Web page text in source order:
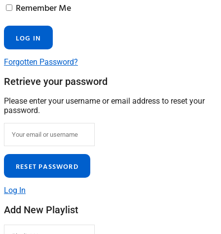
Remember Me
Forgotten Password?
Retrieve your password
Please enter your username or email address to reset your
password.
Log In
Add New Playlist